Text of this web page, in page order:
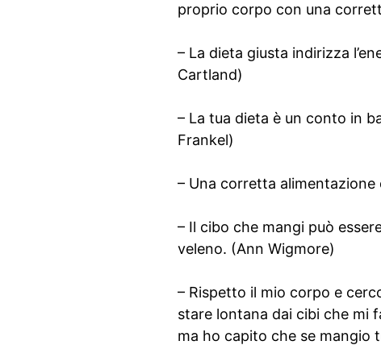
proprio corpo con una
– La dieta giusta indirizza
Cartland)
– La tua dieta è un conto in
Frankel)
– Una corretta alimentazione
– Il cibo che mangi può
veleno. (Ann Wigmore)
– Rispetto il mio corpo e
stare lontana dai cibi che mi
ma ho capito che se mangio